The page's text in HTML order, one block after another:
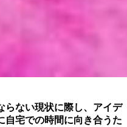
らない現状に際し、アイデ
自宅での時間に向き合うた